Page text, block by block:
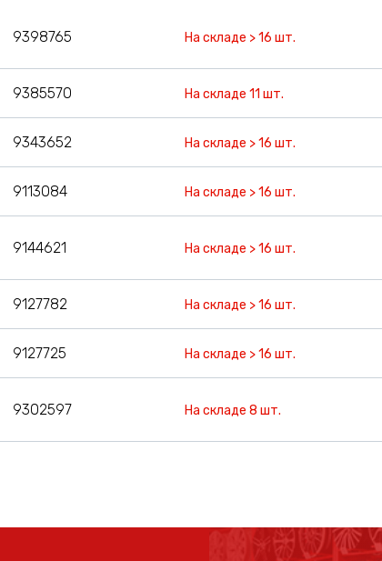
9398765 На складе > 16 шт.
9385570 На складе 11 шт.
9343652 На складе > 16 шт.
9113084 На складе > 16 шт.
9144621 На складе > 16 шт.
9127782 На складе > 16 шт.
9127725 На складе > 16 шт.
9302597 На складе 8 шт.